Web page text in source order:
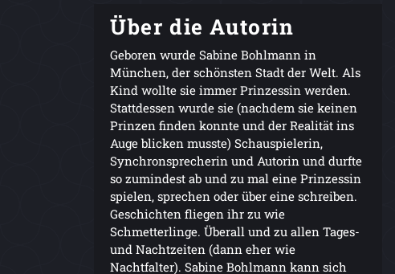
Über die Autorin
Geboren wurde Sabine Bohlmann in
München, der schönsten Stadt der Welt. Als
Kind wollte sie immer Prinzessin werden.
Stattdessen wurde sie (nachdem sie keinen
Prinzen finden konnte und der Realität ins
Auge blicken musste) Schauspielerin,
Synchronsprecherin und Autorin und durfte
so zumindest ab und zu mal eine Prinzessin
spielen, sprechen oder über eine schreiben.
Geschichten fliegen ihr zu wie
Schmetterlinge. Überall und zu allen Tages-
und Nachtzeiten (dann eher wie
Nachtfalter). Sabine Bohlmann kann sich